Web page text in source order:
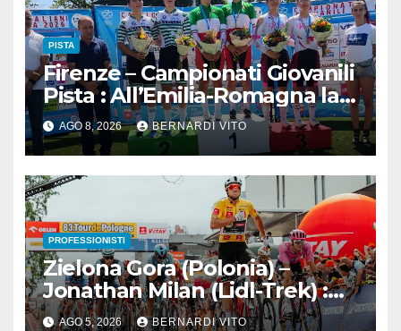
PISTA
Firenze – Campionati Giovanili
Pista : All’Emilia-Romagna la
Maglia Tricolore Madison
“Donne Allieve”
AGO 8, 2026 BERNARDI VITO
PROFESSIONISTI
Zielona Gora (Polonia) –
Jonathan Milan (Lidl-Trek) :
Vince la terza tappa di
AGO 5, 2026 BERNARDI VITO